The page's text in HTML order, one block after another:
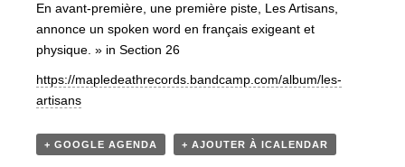
En avant-première, une première piste, Les Artisans,
annonce un spoken word en français exigeant et
physique. » in Section 26
https://mapledeathrecords.bandcamp.com/album/les-
artisans
+ GOOGLE AGENDA + AJOUTER À ICALENDAR